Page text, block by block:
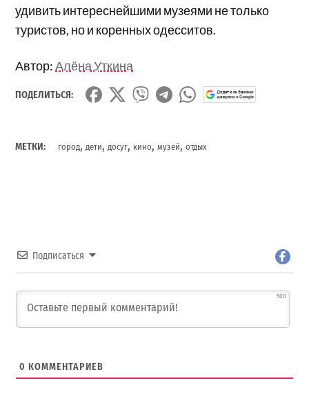
удивить интереснейшими музеями не только
туристов, но и коренных одесситов.
Автор:Алёна Уткина
ПОДЕЛИТЬСЯ:
МЕТКИ: город,дети,досуг, кино,музей,отдых
Подписаться
500
0 КОММЕНТАРИЕВ